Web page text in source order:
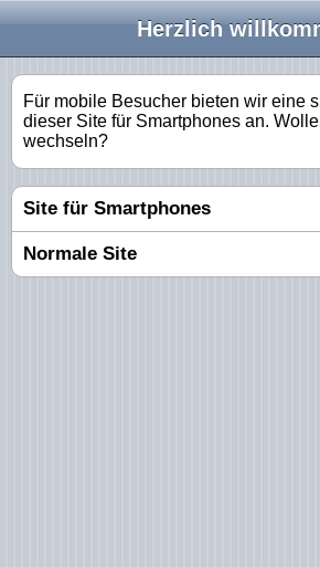
Herzlich
Für mobile Besucher bieten wir eine
dieser Site für Smartphones an.
wechseln?
Site für Smartphones
Normale Site